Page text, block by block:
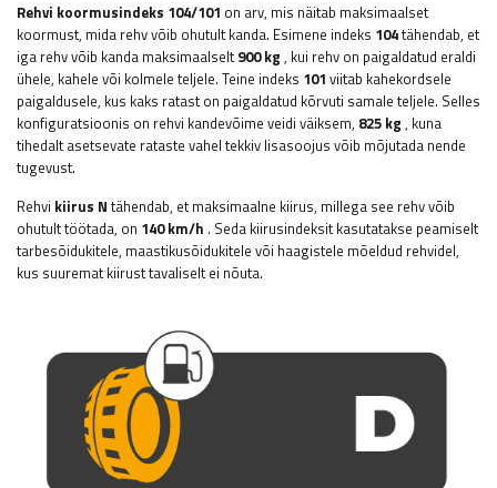
Rehvi koormusindeks 104/101 on arv, mis näitab maksimaalset
koormust, mida rehv võib ohutult kanda. Esimene indeks 104tähendab, et
iga rehv võib kanda maksimaalselt900 kg , kui rehv on paigaldatud eraldi
ühele, kahele või kolmele teljele. Teine indeks 101 viitab kahekordsele
paigaldusele, kus kaks ratast on paigaldatud kõrvuti samale teljele. Selles
konfiguratsioonis on rehvi kandevõime veidi väiksem, 825 kg , kuna
tihedalt asetsevate rataste vahel tekkiv lisasoojus võib mõjutada nende
tugevust.
Rehvi kiirus N tähendab, et maksimaalne kiirus, millega see rehv võib
ohutult töötada, on 140 km/h . Seda kiirusindeksit kasutatakse peamiselt
tarbesõidukitele, maastikusõidukitele või haagistele mõeldud rehvidel,
kus suuremat kiirust tavaliselt ei nõuta.